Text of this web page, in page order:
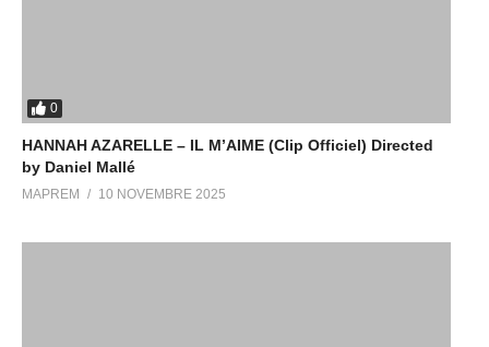
0
HANNAH AZARELLE – IL M’AIME (Clip Officiel) Directed
by Daniel Mallé
MAPREM 10 NOVEMBRE 2025